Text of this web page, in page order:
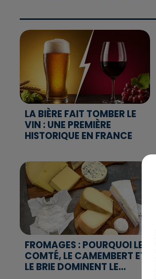
LA BIÈRE FAIT TOMBER LE
VIN : UNE PREMIÈRE
HISTORIQUE EN FRANCE
FROMAGES : POURQUOI LE
COMTÉ, LE CAMEMBERT ET
LE BRIE DOMINENT LE...